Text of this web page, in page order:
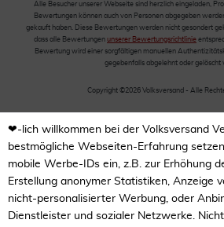
Alle Besucher unserer Webseite sind herzlich eingeladen,
Bewertungen können auch von Personen abgegeben
gekauft haben. Diese Bewertungen werden nicht gesondert
dass alle Bewertungen unserer Bewertungsrichtlinie
Bewertung wird einer sorgfältigen manuellen
gegebenfalls abgelehnt oder gelöscht
Copyright ©2026 Volksversand - Alle
❤-lich willkommen bei der Volksversand
bestmögliche Webseiten-Erfahrung
mobile Werbe-IDs ein, z.B. zur Erhöhung
Erstellung anonymer Statistiken, Anzeige
nicht-personalisierter Werbung, oder
Dienstleister und sozialer Netzwerke.